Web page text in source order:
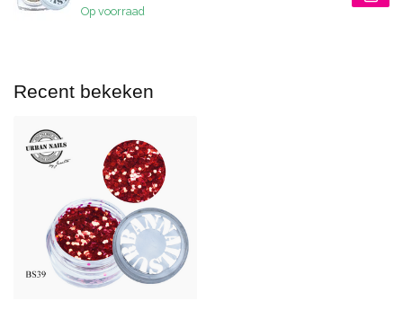
Op voorraad
Recent bekeken